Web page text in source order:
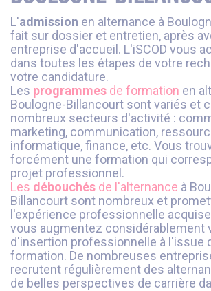
L'admission en alternance à
fait sur dossier et entretien, après
entreprise d'accueil. L'iSCOD vous
dans toutes les étapes de votre
votre candidature.
Les programmes de formation en
Boulogne-Billancourt sont variés et
nombreux secteurs d'activité :
marketing, communication,
informatique, finance, etc. Vous
forcément une formation qui
projet professionnel.
Les débouchés de l'alternance à
Billancourt sont nombreux et
l'expérience professionnelle
vous augmentez considérablement
d'insertion professionnelle à l'issue
formation. De nombreuses
recrutent régulièrement des
de belles perspectives de carrière